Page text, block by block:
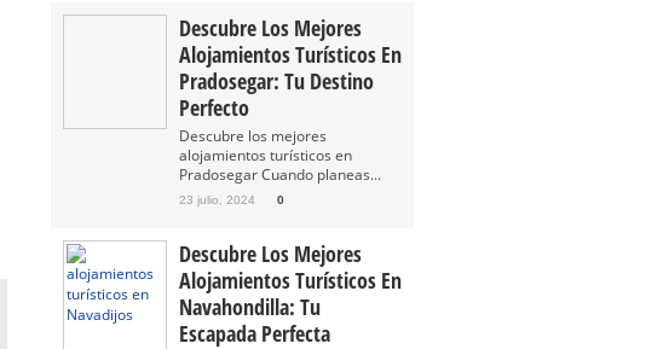
Descubre Los Mejores
Alojamientos Turísticos En
Pradosegar: Tu Destino
Perfecto
Descubre los mejores
alojamientos turísticos en
Pradosegar Cuando planeas...
23 julio, 2024 0
Descubre Los Mejores
Alojamientos Turísticos En
Navahondilla: Tu
Escapada Perfecta